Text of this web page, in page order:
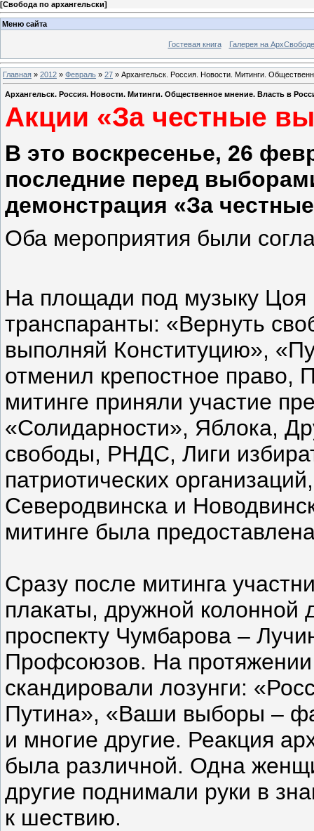
[Свобода по архангельски]
Меню сайта
Гостевая книга Галерея на АрхСвободе
Главная » 2012 » Февраль » 27 » Архангельск. Россия. Новости. Митинги.
Архангельск. Россия. Новости. Митинги. Общественное мнение. Власть в
Акции «За честные
В это воскресенье, 26
последние перед
демонстрация «За
Оба мероприятия были
На площади под музыку Цоя
транспаранты: «Вернуть
выполняй Конституцию»,
отменил крепостное право,
митинге приняли участие
«Солидарности», Яблока,
свободы, РНДС, Лиги
патриотических
Северодвинска и
митинге была
Сразу после митинга
плакаты, дружной колонной
проспекту Чумбарова –
Профсоюзов. На
скандировали лозунги:
Путина», «Ваши выборы –
и многие другие. Реакция
была различной. Одна
другие поднимали руки в
к шествию.